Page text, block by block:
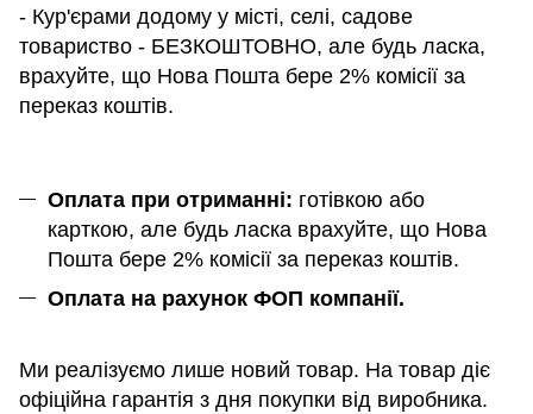
- Кур'єрами додому у місті, селі, садове
товариство - БЕЗКОШТОВНО, але будь ласка,
врахуйте, що Нова Пошта бере 2% комісії за
переказ коштів.
Оплата при отриманні: готівкою або
карткою, але будь ласка врахуйте, що Нова
Пошта бере 2% комісії за переказ коштів.
Оплата на рахунок ФОП компанії.
Ми реалізуємо лише новий товар. На товар діє
офіційна гарантія з дня покупки від виробника.